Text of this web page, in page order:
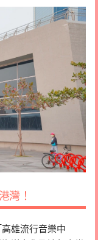
灣！
雄流行音樂中